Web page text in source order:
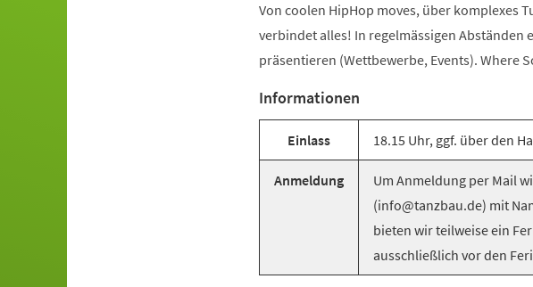
Von coolen HipHop moves, über komplexes
verbindet alles! In regelmässigen Abständen
präsentieren (Wettbewerbe, Events). Where
Informationen
Einlass 18.15 Uhr, ggf. über den
Anmeldung
Um Anmeldung per Mail
(info@tanzbau.de) mit
bieten wir teilweise ein
ausschließlich vor den